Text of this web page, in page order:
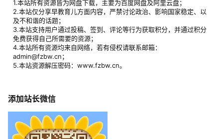
1.本站所有资源皆为网盘下载，主要为百度网盘及阿里云盘；
2.本站仅分享早教育儿方面内容，严禁讨论政治、影响国家稳定、以
及不和谐的话题；
3.本站支持用户通过投稿、签到、评论等行为获取积分，并通过积分
免费获得自己所需要的资源；
4.本站所有资源均来自网络，若有侵权请联系邮箱：
admin@fzbw.cn；
5.本站资源解压密码：www.fzbw.cn。
添加站长微信